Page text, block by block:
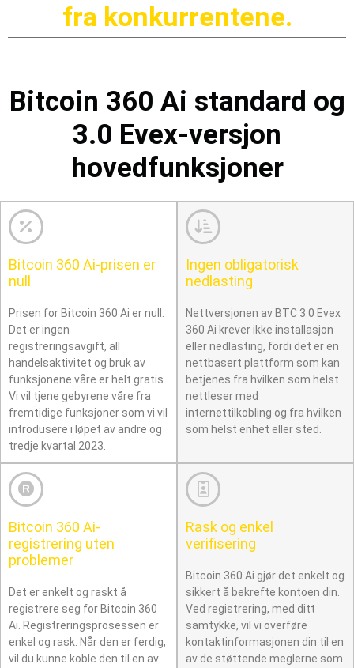
fra konkurrentene.
Bitcoin 360 Ai standard og
3.0 Evex-versjon
hovedfunksjoner
Bitcoin 360 Ai-prisen er
null
Prisen for Bitcoin 360 Ai er null.
Det er ingen
registreringsavgift, all
handelsaktivitet og bruk av
funksjonene våre er helt gratis.
Vi vil tjene gebyrene våre fra
fremtidige funksjoner som vi vil
introdusere i løpet av andre og
tredje kvartal 2023.
Ingen obligatorisk
nedlasting
Nettversjonen av BTC 3.0 Evex
360 Ai krever ikke installasjon
eller nedlasting, fordi det er en
nettbasert plattform som kan
betjenes fra hvilken som helst
nettleser med
internettilkobling og fra hvilken
som helst enhet eller sted.
Bitcoin 360 Ai-
registrering uten
problemer
Det er enkelt og raskt å
registrere seg for Bitcoin 360
Ai. Registreringsprosessen er
enkel og rask. Når den er ferdig,
vil du kunne koble den til en av
Rask og enkel
verifisering
Bitcoin 360 Ai gjør det enkelt og
sikkert å bekrefte kontoen din.
Ved registrering, med ditt
samtykke, vil vi overføre
kontaktinformasjonen din til en
av de støttende meglerne som